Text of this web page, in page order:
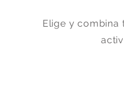
Elige y combina